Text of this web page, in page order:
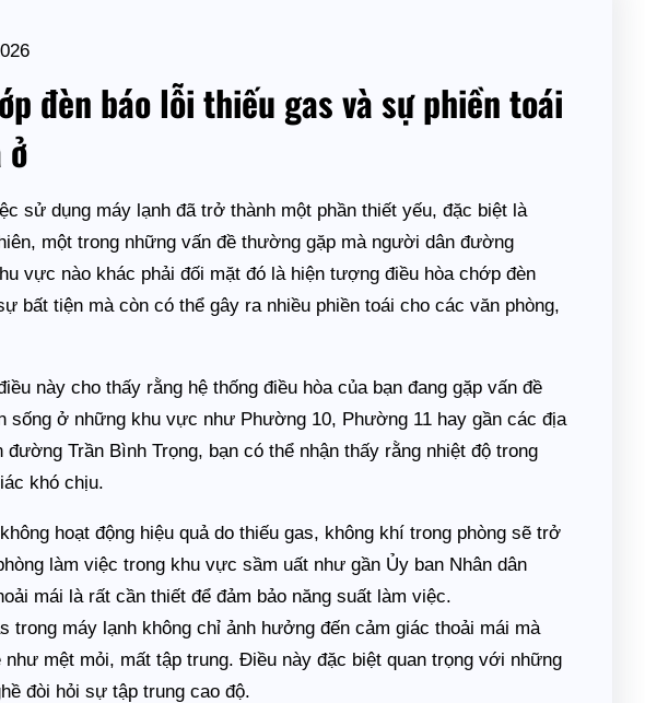
đèn báo lỗi thiếu gas và sự phiền toái
ở
sử dụng máy lạnh đã trở thành một phần thiết yếu, đặc biệt là
một trong những vấn đề thường gặp mà người dân đường
vực nào khác phải đối mặt đó là hiện tượng điều hòa chớp đèn
bất tiện mà còn có thể gây ra nhiều phiền toái cho các văn phòng,
này cho thấy rằng hệ thống điều hòa của bạn đang gặp vấn đề
sống ở những khu vực như Phường 10, Phường 11 hay gần các địa
Trần Bình Trọng, bạn có thể nhận thấy rằng nhiệt độ trong
khó chịu.
hoạt động hiệu quả do thiếu gas, không khí trong phòng sẽ trở
làm việc trong khu vực sầm uất như gần Ủy ban Nhân dân
mái là rất cần thiết để đảm bảo năng suất làm việc.
trong máy lạnh không chỉ ảnh hưởng đến cảm giác thoải mái mà
mệt mỏi, mất tập trung. Điều này đặc biệt quan trọng với những
đòi hỏi sự tập trung cao độ.